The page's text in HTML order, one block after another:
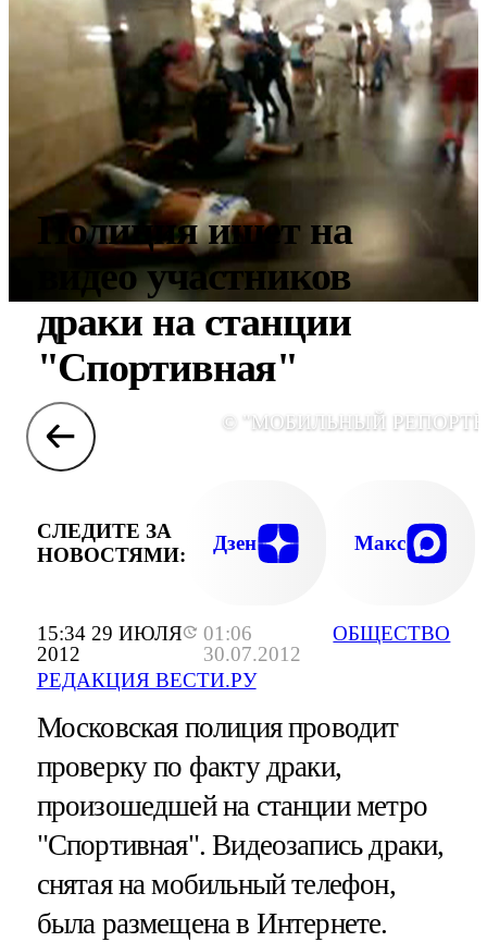
15:34 29 ИЮЛЯ
2012
01:06
30.07.2012
РЕДАКЦИЯ ВЕСТИ.РУ
ОБЩЕСТВО
Полиция ищет на
видео участников
драки на станции
"Спортивная"
© "МОБИЛЬНЫЙ
СЛЕДИТЕ ЗА
НОВОСТЯМИ:
Дзен Макс
Московская полиция проводит
проверку по факту драки,
произошедшей на станции метро
"Спортивная". Видеозапись драки,
снятая на мобильный телефон,
была размещена в Интернете.